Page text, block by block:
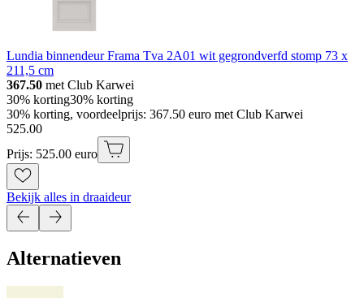
Lundia binnendeur Frama Tva 2A01 wit gegrondverfd stomp 73 x
211,5 cm
367.50 met Club Karwei
30% korting30% korting
30% korting, voordeelprijs: 367.50 euro met Club Karwei
525.00
Prijs: 525.00 euro
Bekijk alles in draaideur
Alternatieven